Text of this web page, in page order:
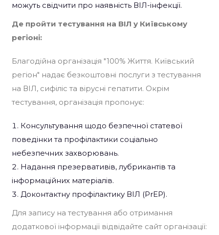
можуть свідчити про наявність ВІЛ-інфекції.​
Де пройти тестування на ВІЛ у Київському
регіоні:
Благодійна організація "100% Життя. Київський
регіон" надає безкоштовні послуги з тестування
на ВІЛ, сифіліс та вірусні гепатити. Окрім
тестування, організація пропонує:​
Консультування щодо безпечної статевої
поведінки та профілактики соціально
небезпечних захворювань.​
Надання презервативів, лубрикантів та
інформаційних матеріалів.​
Доконтактну профілактику ВІЛ (PrEP).​
Для запису на тестування або отримання
додаткової інформації відвідайте сайт організації: